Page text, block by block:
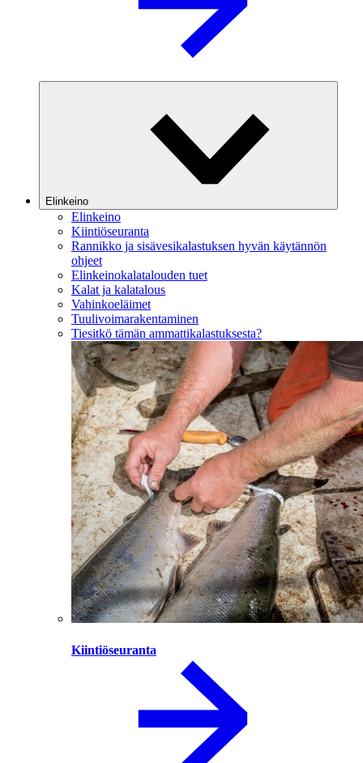
Elinkeino
Elinkeino
Kiintiöseuranta
Rannikko ja sisävesikalastuksen hyvän käytännön
ohjeet
Elinkeinokalatalouden tuet
Kalat ja kalatalous
Vahinkoeläimet
Tuulivoimarakentaminen
Tiesitkö tämän ammattikalastuksesta?
Kiintiöseuranta